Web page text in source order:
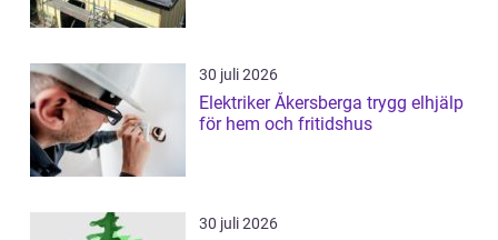
30 juli 2026
Elektriker Åkersberga trygg elhjälp
för hem och fritidshus
30 juli 2026